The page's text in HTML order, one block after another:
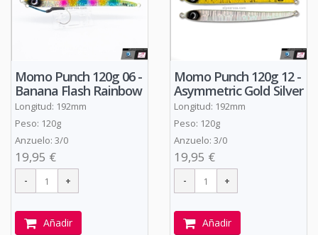
Momo Punch 120g 06 -
Banana Flash Rainbow
Longitud: 192mm
Peso: 120g
Anzuelo: 3/0
19,95 €
Añadir
Momo Punch 120g 12 -
Asymmetric Gold Silver
Longitud: 192mm
Peso: 120g
Anzuelo: 3/0
19,95 €
Añadir